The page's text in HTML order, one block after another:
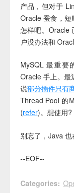
产品，但对于
Oracle 蚕食，
怎样吧。Oracle
户没办法和
MySQL 最重要
Oracle 手上。最
说部分插件只有
Thread Pool 的
(refer)。想使用?
别忘了，Java 也
--EOF--
Categories: